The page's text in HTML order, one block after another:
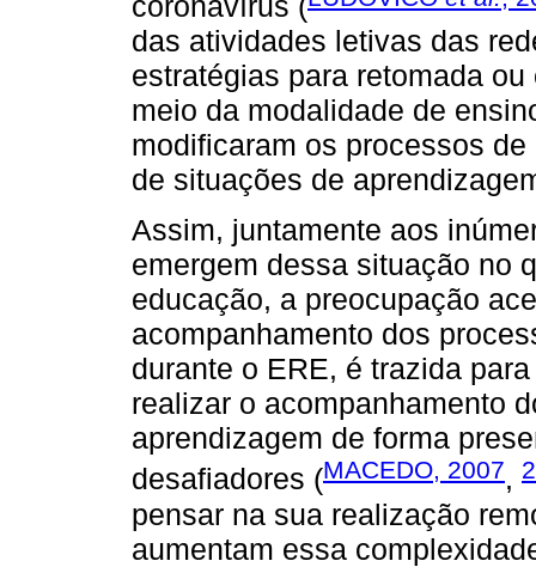
das atividades letivas das
estratégias para retomada
meio da modalidade de
modificaram os processos
de situações de
Assim, juntamente aos
emergem dessa situação no
educação, a preocupação
acompanhamento dos
durante o ERE, é trazida
realizar o acompanhamento
aprendizagem de forma
desafiadores (MACEDO, 2007,
pensar na sua realização
aumentam essa